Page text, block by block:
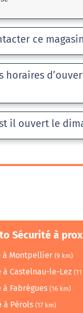
ce magasin
horaires
il ouvert le
Sécurité à
à Montpellier (9 km)
à Castelnau-le-Lez
à Fabrègues (16 km)
à Pérols (17 km)